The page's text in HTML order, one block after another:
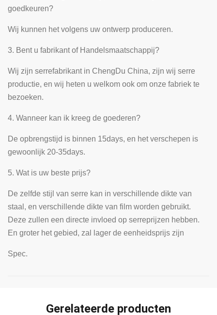
goedkeuren?
Wij kunnen het volgens uw ontwerp produceren.
3. Bent u fabrikant of Handelsmaatschappij?
Wij zijn serrefabrikant in ChengDu China, zijn wij serre
productie, en wij heten u welkom ook om onze fabriek te
bezoeken.
4. Wanneer kan ik kreeg de goederen?
De opbrengstijd is binnen 15days, en het verschepen is
gewoonlijk 20-35days.
5. Wat is uw beste prijs?
De zelfde stijl van serre kan in verschillende dikte van
staal, en verschillende dikte van film worden gebruikt.
Deze zullen een directe invloed op serreprijzen hebben.
En groter het gebied, zal lager de eenheidsprijs zijn
Spec.
Gerelateerde producten